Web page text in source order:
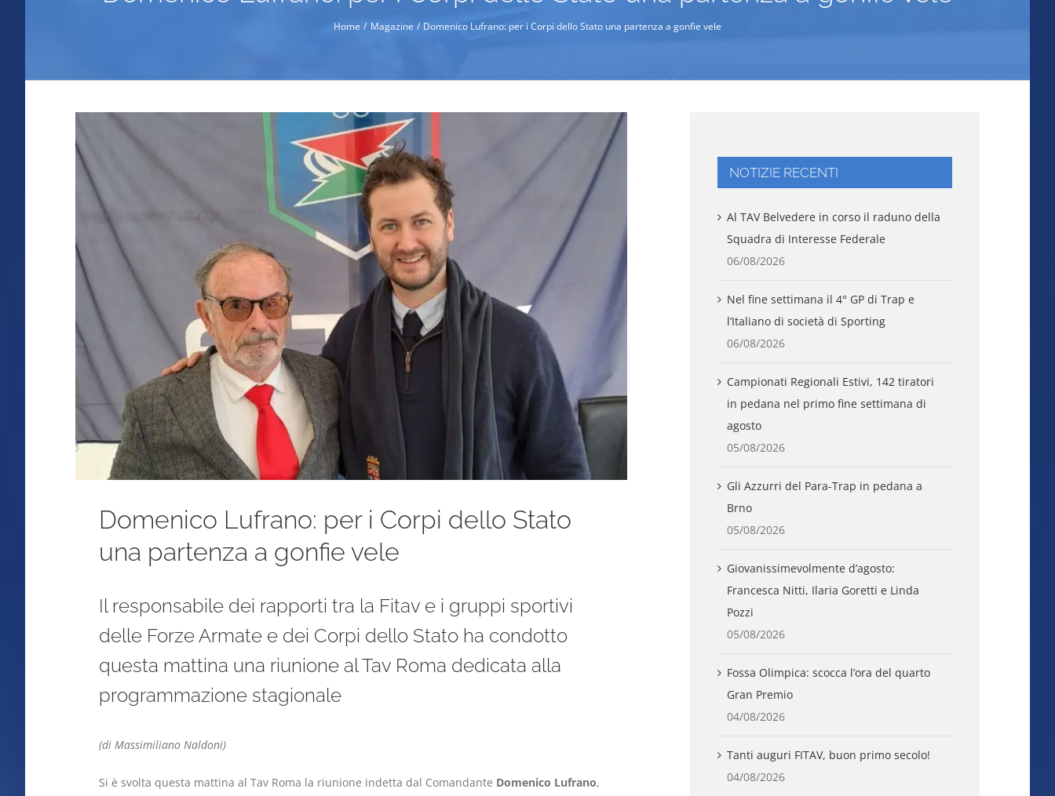
Home Magazine Domenico Lufrano: per i Corpi dello Stato una partenza a gonfie vele
Ingrandisci
immagine
Domenico Lufrano: per i Corpi dello Stato
una partenza a gonfie vele
Il responsabile dei rapporti tra la Fitav e i gruppi sportivi
delle Forze Armate e dei Corpi dello Stato ha condotto
questa mattina una riunione al Tav Roma dedicata alla
programmazione stagionale
(di Massimiliano Naldoni)
Si è svolta questa mattina al Tav Roma la riunione indetta dal Comandante Domenico Lufrano,
NOTIZIE RECENTI
Al TAV Belvedere in corso il raduno della
Squadra di Interesse Federale
06/08/2026
Nel fine settimana il 4° GP di Trap e
l’Italiano di società di Sporting
06/08/2026
Campionati Regionali Estivi, 142 tiratori
in pedana nel primo fine settimana di
agosto
05/08/2026
Gli Azzurri del Para-Trap in pedana a
Brno
05/08/2026
Giovanissimevolmente d’agosto:
Francesca Nitti, Ilaria Goretti e Linda
Pozzi
05/08/2026
Fossa Olimpica: scocca l’ora del quarto
Gran Premio
04/08/2026
Tanti auguri FITAV, buon primo secolo!
04/08/2026